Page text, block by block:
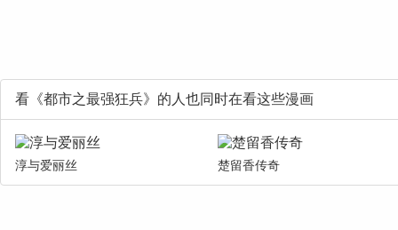
看《都市之最强狂兵》的人也同时在看这些漫画
淳与爱丽丝 楚留香传奇